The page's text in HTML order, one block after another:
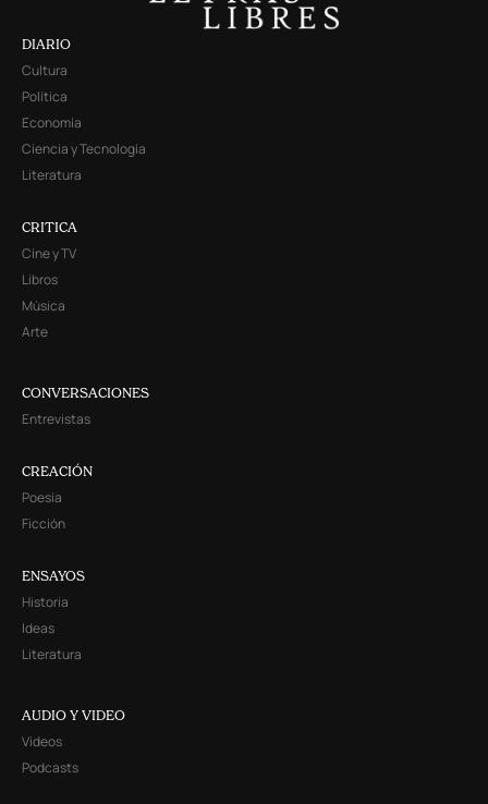
DIARIO
Cultura
Política
Economía
Ciencia y Tecnología
Literatura
CRITICA
Cine y TV
Libros
Música
Arte
CONVERSACIONES
Entrevistas
CREACIÓN
Poesía
Ficción
ENSAYOS
Historia
Ideas
Literatura
AUDIO Y VIDEO
Videos
Podcasts